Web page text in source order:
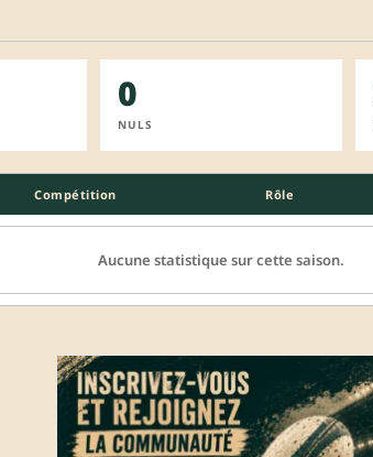
0
NULS
Compétition Rôle
Aucune statistique sur cette saison.